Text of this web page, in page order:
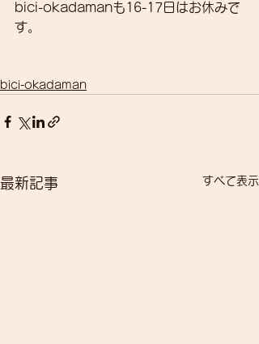
bici-okadamanも16-17日はお休みで
す。
bici-okadaman
最新記事 すべて表示